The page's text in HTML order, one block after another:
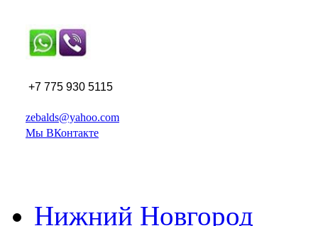
+7 775 930 5115
zebalds@yahoo.com
Мы ВКонтакте
Нижний Новгород